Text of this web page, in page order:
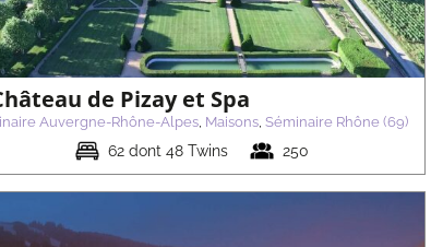
de Pizay et Spa
Auvergne-Rhône-Alpes, Maisons, Séminaire Rhône (69)
62 dont 48 Twins 250